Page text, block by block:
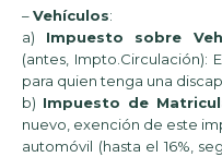
–Vehículos:
a) Impuesto sobre
(antes, Impto.Circulación):
para quien tenga una
b) Impuesto de
nuevo, exención de este
automóvil (hasta el 16%,